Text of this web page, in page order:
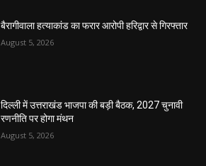
बैरागीवाला हत्याकांड का फरार आरोपी हरिद्वार से गिरफ्तार
August 5, 2026
दिल्ली में उत्तराखंड भाजपा की बड़ी बैठक, 2027 चुनावी
रणनीति पर होगा मंथन
August 5, 2026